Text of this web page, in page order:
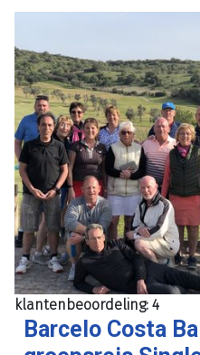
klantenbeoordeling: 4
Barcelo Costa